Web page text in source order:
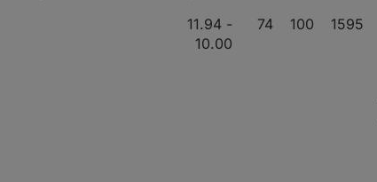
11.94 -
10.00
74 100 1595